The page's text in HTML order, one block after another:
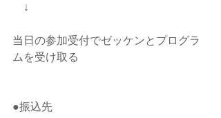
↓
当日の参加受付でゼッケンとプログラ
ムを受け取る
●振込先